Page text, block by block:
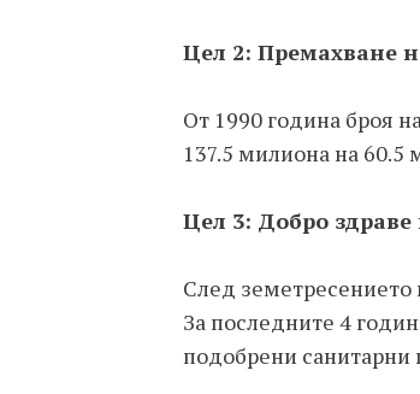
Цел 2: Премахване
От 1990 година броя
137.5 милиона на 60.5
Цел 3: Добро здраве
След земетресението
За последните 4
подобрени санитарни